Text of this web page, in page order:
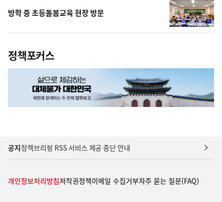
방학 중 초등돌봄교육 현장 방문
정책포커스
공지정책브리핑 RSS 서비스 제공 중단 안내
개인정보처리방침저작권정책이메일 수집거부자주 묻는 질문(FAQ)